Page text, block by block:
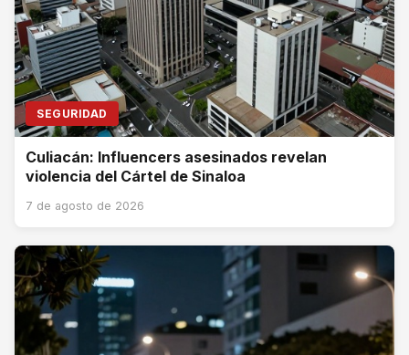
SEGURIDAD
Culiacán: Influencers asesinados revelan
violencia del Cártel de Sinaloa
7 de agosto de 2026